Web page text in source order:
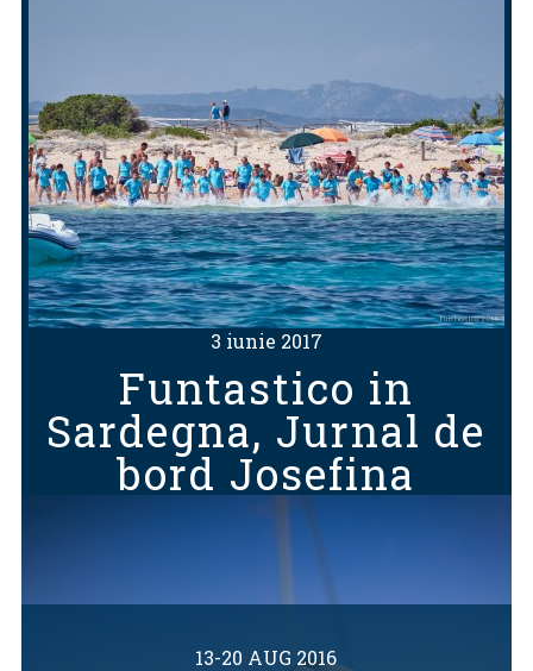
3 iunie 2017
Funtastico in
Sardegna, Jurnal de
bord Josefina
13-20 AUG 2016